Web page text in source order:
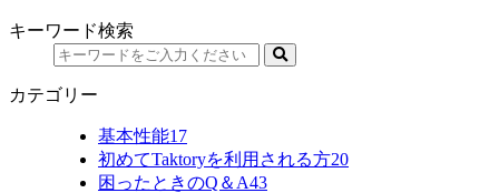
キーワード検索
カテゴリー
基本性能17
初めてTaktoryを利用される方20
困ったときのQ＆A43